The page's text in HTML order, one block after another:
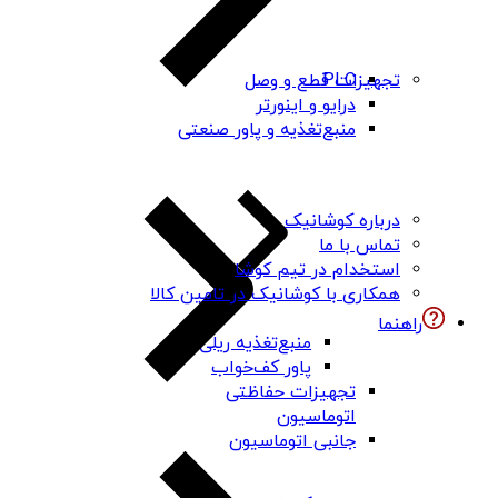
PLC
درایو و اینورتر
منبع‌تغذیه و پاور صنعتی
منبع‌تغذیه ریلی
پاور کف‌خواب
تجهیزات حفاظتی
اتوماسیون
جانبی اتوماسیون
تجهیزات قطع و وصل
درباره کوشانیک
تماس با ما
استخدام در تیم کوشا
همکاری با کوشانیک در تامین کالا
راهنما